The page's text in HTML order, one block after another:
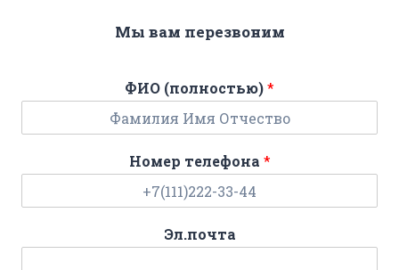
Мы вам перезвоним
ФИО (полностью)*
Номер телефона *
Эл.почта